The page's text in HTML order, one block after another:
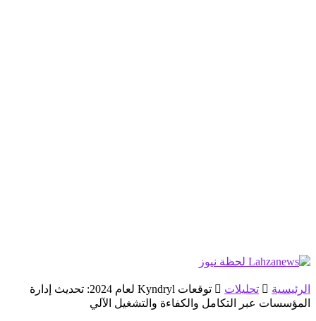
الرئيسية تحليلات
توقعات Kyndryl لعام 2024: تحديث إدارة
المؤسسات عبر التكامل والكفاءة والتشغيل الآلي